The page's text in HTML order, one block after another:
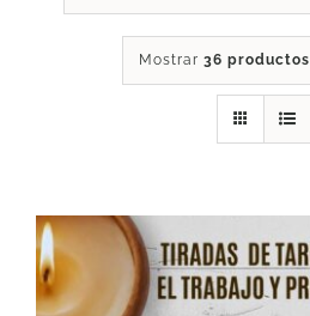
SERVICIOS
PRODUCTOS
Mostrar 36 productos